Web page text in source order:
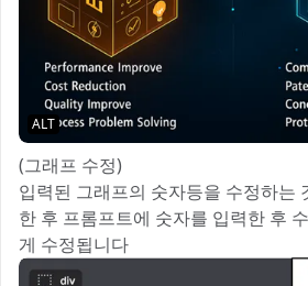
ALT
(그래프 수정)
입력된 그래프의 숫자등을 수정하는
한 후 프롬프트에 숫자를 입력한 후
게 수정됩니다